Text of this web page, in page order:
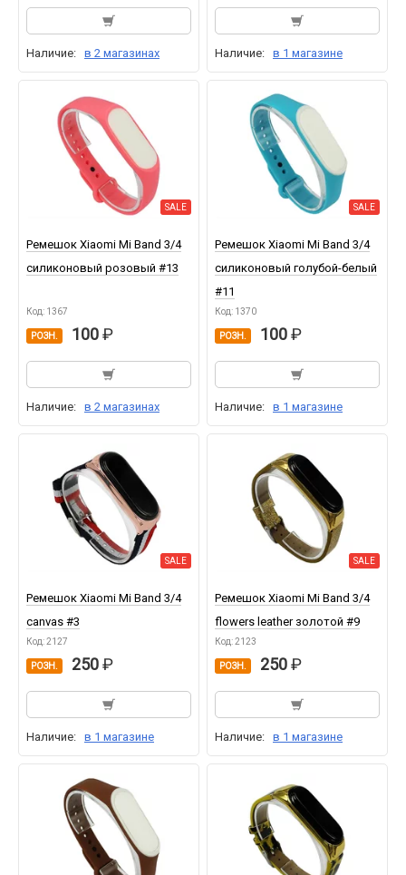
Наличие: в 2 магазинах Наличие: в 1 магазине
SALE
Ремешок Xiaomi Mi Band 3/4
силиконовый розовый #13
Код: 1367
РОЗН. 100
Наличие: в 2 магазинах
SALE
Ремешок Xiaomi Mi Band 3/4
силиконовый голубой-белый
#11
Код: 1370
РОЗН. 100
Наличие: в 1 магазине
SALE
Ремешок Xiaomi Mi Band 3/4
canvas #3
Код: 2127
РОЗН. 250
Наличие: в 1 магазине
SALE
Ремешок Xiaomi Mi Band 3/4
flowers leather золотой #9
Код: 2123
РОЗН. 250
Наличие: в 1 магазине